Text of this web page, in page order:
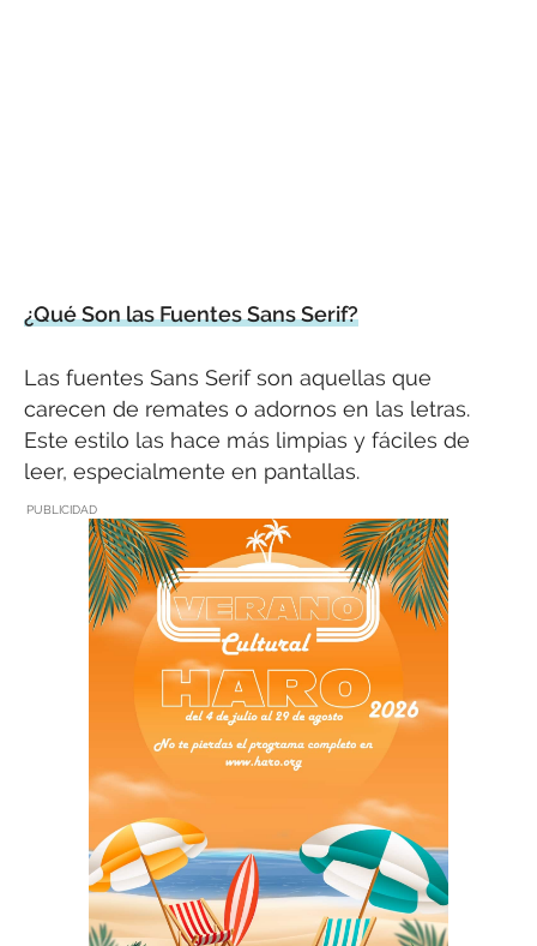
¿Qué Son las Fuentes Sans Serif?
Las fuentes Sans Serif son aquellas que
carecen de remates o adornos en las letras.
Este estilo las hace más limpias y fáciles de
leer, especialmente en pantallas.
PUBLICIDAD